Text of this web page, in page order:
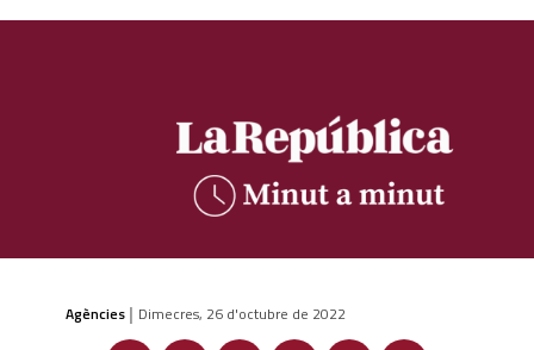
Agències | Dimecres, 26 d'octubre de 2022